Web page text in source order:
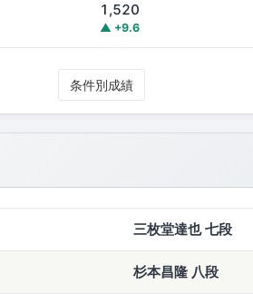
1,520
▲ +9.6
条件別成績
三枚堂達也 七段
杉本昌隆 八段